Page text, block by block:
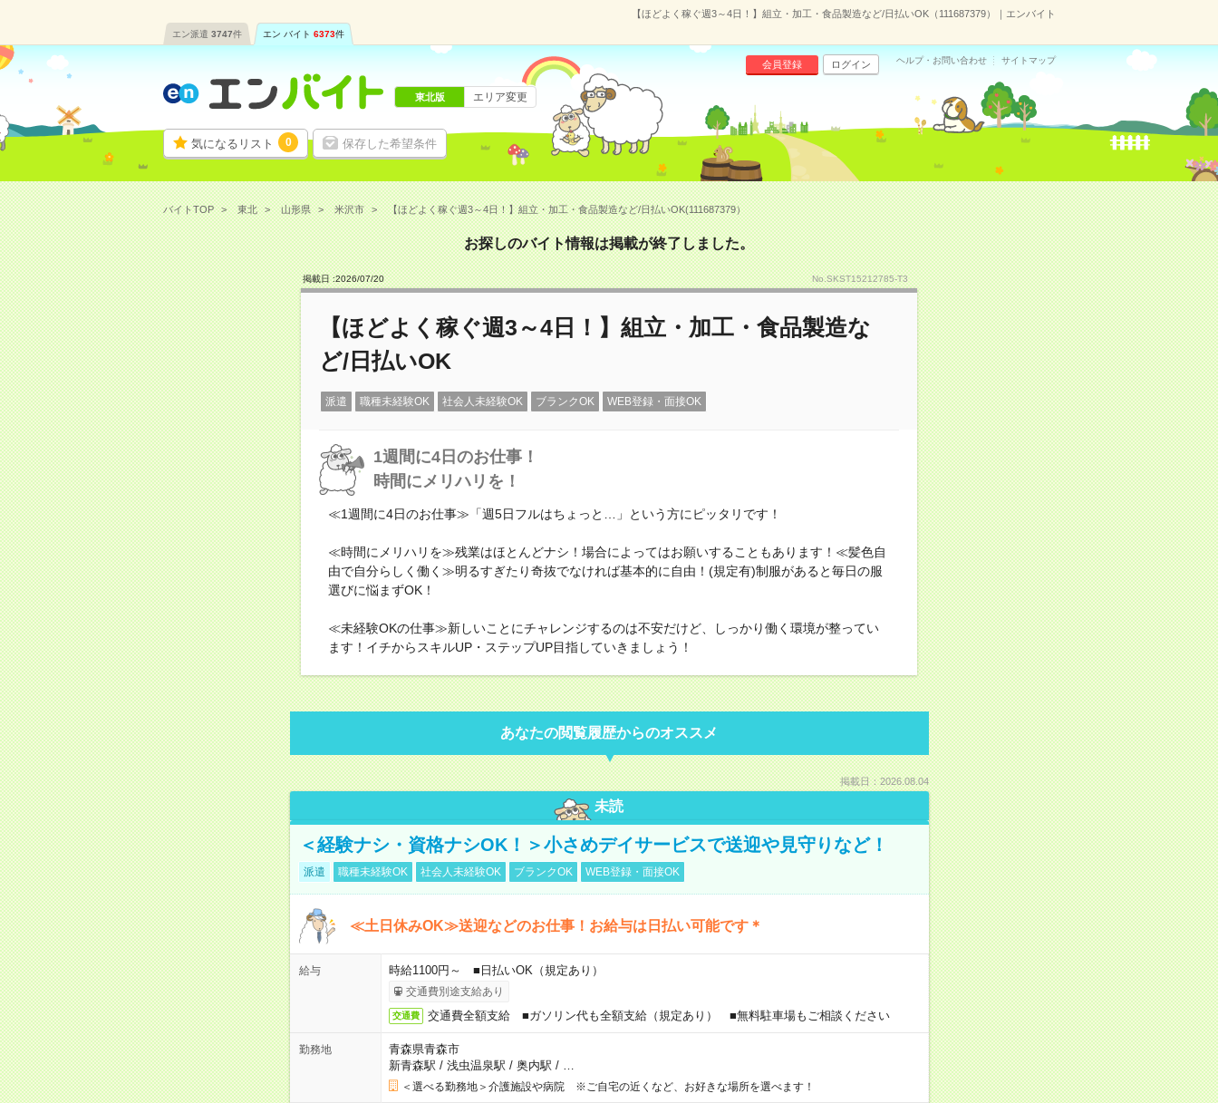
【ほどよく稼ぐ週3～4日！】組立・加工・食品製造など/日払いOK（111687379）｜エンバイト
エン派遣 3747件 エン バイト 6373件
気になるリスト 0 保存した希望条件
会員登録 ログイン ヘルプ・お問い合わせ サイトマップ
東北版 エリア変更
バイトTOP 東北 山形県 米沢市 【ほどよく稼ぐ週3～4日！】組立・加工・食品製造など/日払いOK(111687379）
お探しのバイト情報は掲載が終了しました。
掲載日 :2026/07/20 No.SKST15212785-T3
【ほどよく稼ぐ週3～4日！】組立・加工・食品製造な
ど/日払いOK
派遣 職種未経験OK 社会人未経験OK ブランクOK WEB登録・面接OK
1週間に4日のお仕事！
時間にメリハリを！
≪1週間に4日のお仕事≫「週5日フルはちょっと…」という方にピッタリです！
≪時間にメリハリを≫残業はほとんどナシ！場合によってはお願いすることもあります！≪髪色自
由で自分らしく働く≫明るすぎたり奇抜でなければ基本的に自由！(規定有)制服があると毎日の服
選びに悩まずOK！
≪未経験OKの仕事≫新しいことにチャレンジするのは不安だけど、しっかり働く環境が整ってい
ます！イチからスキルUP・ステップUP目指していきましょう！
あなたの閲覧履歴からのオススメ
掲載日：2026.08.04
未読
＜経験ナシ・資格ナシOK！＞小さめデイサービスで送迎や見守りなど！
派遣 職種未経験OK 社会人未経験OK ブランクOK WEB登録・面接OK
≪土日休みOK≫送迎などのお仕事！お給与は日払い可能です＊
給与 時給1100円～ ■日払いOK（規定あり）
交通費別途支給あり
交通費 交通費全額支給 ■ガソリン代も全額支給（規定あり） ■無料駐車場もご相談ください
勤務地
青森県青森市
新青森駅 / 浅虫温泉駅 / 奥内駅 /
＜選べる勤務地＞介護施設や病院 ※ご自宅の近くなど、お好きな場所を選べます！